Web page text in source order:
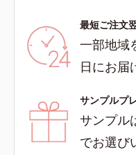
最短ご注文
一部地域
日にお届
サンプルプ
サンプル
でお選び